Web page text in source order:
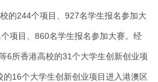
244个项目、927名学生报名参加大
项目、860名学生报名参加大赛。经
6所香港高校的31个大学生创新创业项
的16个大学生创新创业项目进入港澳区